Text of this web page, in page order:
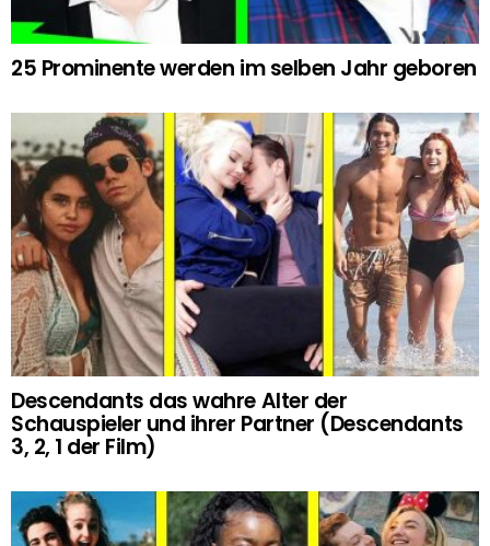
25 Prominente werden im selben Jahr geboren
Descendants das wahre Alter der
Schauspieler und ihrer Partner (Descendants
3, 2, 1 der Film)